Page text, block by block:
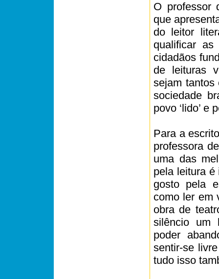
O professor
que
do leitor
qualificar
cidadãos
de leituras
sejam tantos
sociedade
povo ‘lido’ e
Para a
professora
uma das
pela leitura é
gosto pela
como ler em
obra de
silêncio um
poder
sentir-se
tudo isso